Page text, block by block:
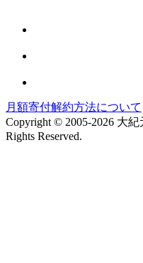
月額寄付解約方法について
Copyright © 2005-2026 大
Rights Reserved.